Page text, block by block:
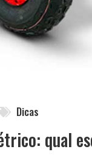
Dicas
qual